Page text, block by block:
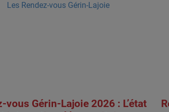
Les Rendez-vous Gérin-Lajoie
vous Gérin-Lajoie 2026 : L’état